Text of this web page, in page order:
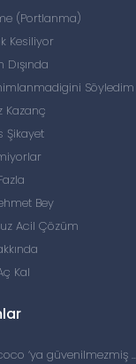
(Portlanma)
Kesiliyor
Söyledim
Kazanç
Şikayet
Bey
Acil Çözüm
Kal
‘ya güvenilmezmiş